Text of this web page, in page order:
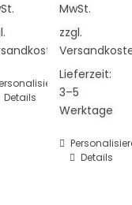
Details
MwSt.
zzgl.
Lieferzeit:
3–5
Werktage
Details